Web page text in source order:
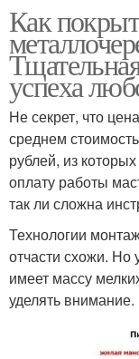
Как
успеха
Не секрет, что
среднем
рублей, из
оплату работы
так ли сложна
Технологии
отчасти схожи. Но
имеет массу
уделять внимание.